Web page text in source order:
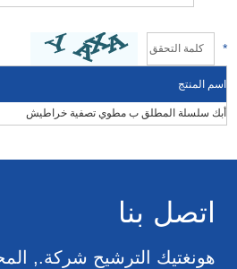
*
اسم المنتج
أبك سلسلة المطلق ب مطوي تصفية خراطيش
اتصل بنا
هونغتيك الترشيح شركة.,